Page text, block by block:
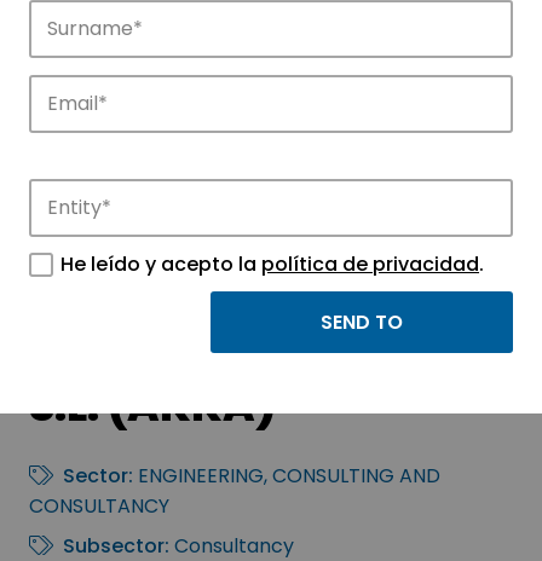
Companies
Discover the companies that drive
innovation in APTE’s parks.
AKKODIS
Technologies Spain,
S.L. (AKKA)
Sector: ENGINEERING, CONSULTING AND
CONSULTANCY
Subsector: Consultancy
He leído y acepto la política de privacidad.